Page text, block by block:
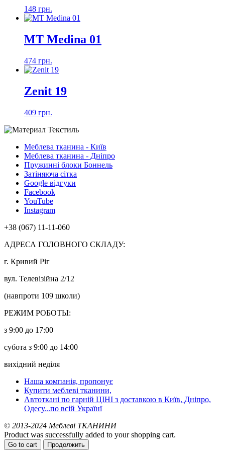
148 грн.
MT Medina 01
474 грн.
Zenit 19
409 грн.
Меблева тканина - Київ
Меблева тканина - Дніпро
Пружинні блоки Боннель
Затіняюча сітка
Google відгуки
Facebook
YouTube
Instagram
+38 (067) 11-11-060
АДРЕСА ГОЛОВНОГО СКЛАДУ:
г. Кривий Ріг
вул. Телевізійна 2/12
(навпроти 109 школи)
РЕЖИМ РОБОТЫ:
з 9:00 до 17:00
субота з 9:00 до 14:00
вихідний неділя
Наша компанія, пропонує
Купити меблеві тканини,
Автоткані по гарній ЦІНІ з доставкою в Київ, Дніпро,
Одесу...по всій Українї
© 2013-2024 Меблеві ТКАНИНИ
Product was successfully added to your shopping cart.
Go to cart Продолжить